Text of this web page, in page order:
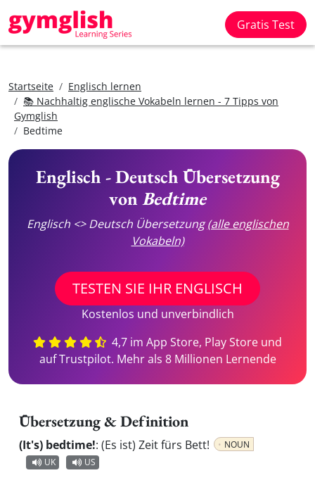
Gratis Test
Startseite
Englisch lernen
📚 Nachhaltig englische Vokabeln lernen - 7 Tipps von
Gymglish
Bedtime
Englisch - Deutsch Übersetzung
vonBedtime
Englisch <> Deutsch Übersetzung(alle englischen
Vokabeln)
TESTEN SIE IHR ENGLISCH
Kostenlos und unverbindlich
4,7 im App Store, Play Store und
auf Trustpilot. Mehr als 8 Millionen Lernende
Übersetzung & Definition
(It's) bedtime!: (Es ist) Zeit fürs Bett!
NOUN
UK
US